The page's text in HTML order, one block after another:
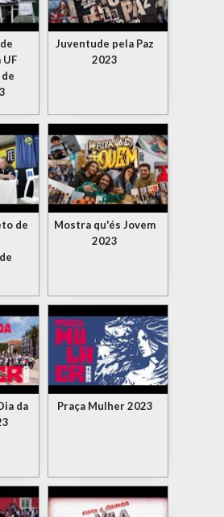
UF
Juventude pela Paz
2023
de
Mostra qu'és Jovem
2023
da
Praça Mulher 2023